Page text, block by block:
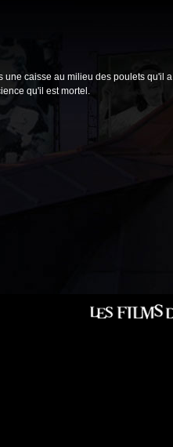
une caisse au milieu des poulets qu'il a
qu'il est mortel.